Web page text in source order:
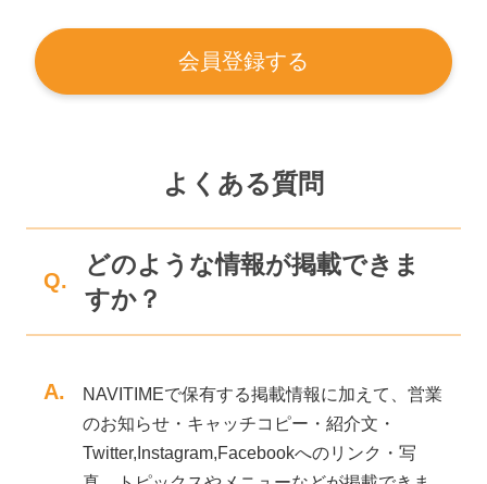
会員登録する
よくある質問
Q.
どのような情報が掲載できま
すか？
A.
NAVITIMEで保有する掲載情報に加えて、営業
のお知らせ・キャッチコピー・紹介文・
Twitter,Instagram,Facebookへのリンク・写